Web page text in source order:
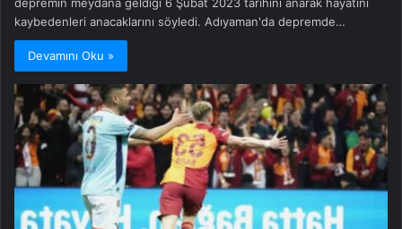
kaybedenleri anacaklarını söyledi. Adıyaman'da depremde…
Devamını Oku »